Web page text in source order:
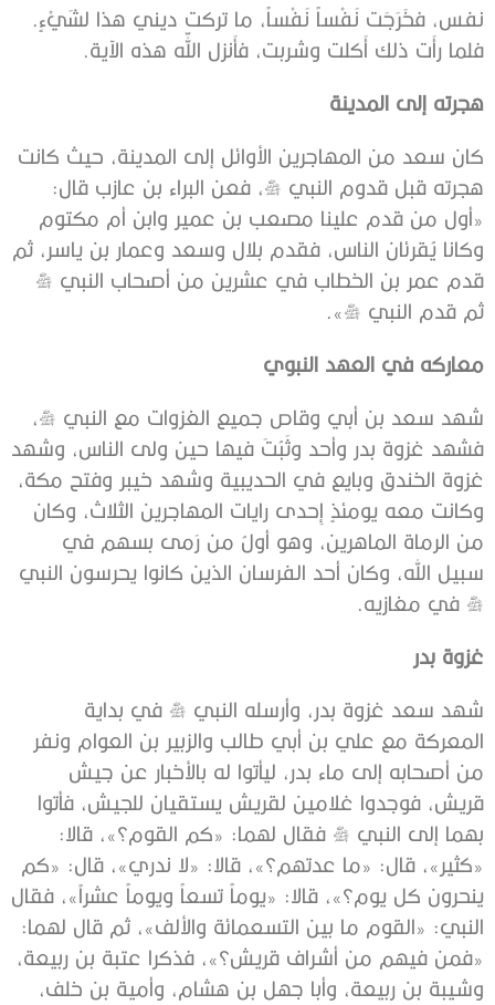
نفس، فخَرَجَت نَفْساً نَفْساً، ما تركت ديني هذا لشَيْءٍ.
فلما رأَت ذلك أَكلت وشربت، فأَنزل اللّه هذه الآية.
هجرته إلى المدينة
كان سعد من المهاجرين الأوائل إلى المدينة، حيث كانت
هجرته قبل قدوم النبي ﷺ، فعن البراء بن عازب قال:
«أول من قدم علينا مصعب بن عمير وابن أم مكتوم
وكانا يُقرئان الناس، فقدم بلال وسعد وعمار بن ياسر، ثم
قدم عمر بن الخطاب في عشرين من أصحاب النبي ﷺ
ثم قدم النبي ﷺ».
معاركه في العهد النبوي
شهد سعد بن أبي وقاص جميع الغزوات مع النبي ﷺ،
فشهد غزوة بدر وأحد وثَبُتَ فيها حين ولى الناس، وشهد
غزوة الخندق وبايع في الحديبية وشهد خيبر وفتح مكة،
وكانت معه يومئذٍ إِحدى رايات المهاجرين الثلاث، وكان
من الرماة الماهرين، وهو أولُ من رَمى بسهم في
سبيل الله، وكان أحد الفرسان الذين كانوا يحرسون النبي
ﷺ في مغازيه.
غزوة بدر
شهد سعد غزوة بدر، وأرسله النبي ﷺ في بداية
المعركة مع علي بن أبي طالب والزبير بن العوام ونفر
من أصحابه إلى ماء بدر، ليأتوا له بالأخبار عن جيش
قريش، فوجدوا غلامين لقريش يستقيان للجيش، فأتوا
بهما إلى النبي ﷺ فقال لهما: «كم القوم؟»، قالا:
«كثير»، قال: «ما عدتهم؟»، قالا: «لا ندري»، قال: «كم
ينحرون كل يوم؟»، قالا: «يوماً تسعاً ويوماً عشراً»، فقال
النبي: «القوم ما بين التسعمائة والألف»، ثم قال لهما:
«فمن فيهم من أشراف قريش؟»، فذكرا عتبة بن ربيعة،
وشيبة بن ربيعة، وأبا جهل بن هشام، وأمية بن خلف،